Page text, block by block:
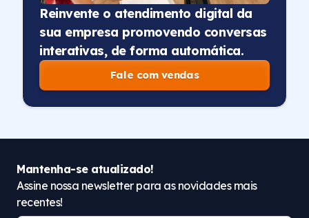
Reinvente o atendimento digital da
sua empresa promovendo conversas
interativas, de forma automática.
Fale com vendas
Mantenha-se atualizado!
Assine nossa newsletter para as novidades mais
recentes!